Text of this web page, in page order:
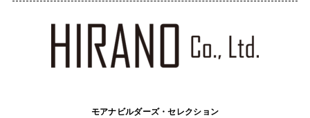
モアナビルダーズ・セレクション